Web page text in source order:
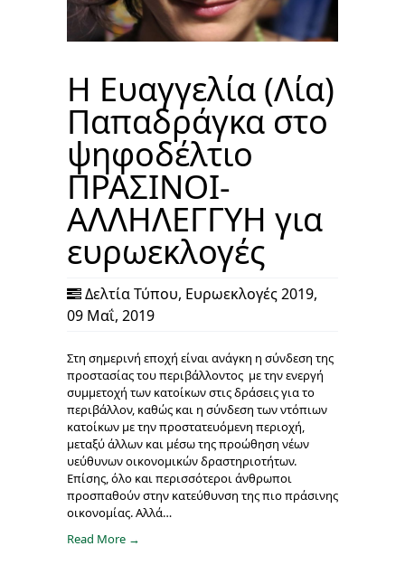
Η Ευαγγελία (Λία)
Παπαδράγκα στο
ψηφοδέλτιο
ΠΡΑΣΙΝΟΙ-
ΑΛΛΗΛΕΓΓΥΗ για
ευρωεκλογές
Δελτία Τύπου, Ευρωεκλογές 2019,
09 Μαΐ, 2019
Στη σημερινή εποχή είναι ανάγκη η σύνδεση της
προστασίας του περιβάλλοντος με την ενεργή
συμμετοχή των κατοίκων στις δράσεις για το
περιβάλλον, καθώς και η σύνδεση των ντόπιων
κατοίκων με την προστατευόμενη περιοχή,
μεταξύ άλλων και μέσω της προώθηση νέων
υεύθυνων οικονομικών δραστηριοτήτων.
Επίσης, όλο και περισσότεροι άνθρωποι
προσπαθούν στην κατεύθυνση της πιο πράσινης
οικονομίας. Αλλά…
Read More →